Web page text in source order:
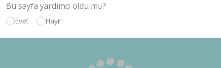
Bu sayfa yardımcı oldu mu?
Evet Hayır